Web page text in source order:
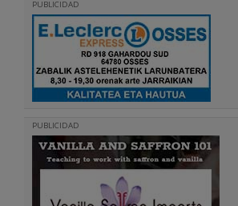
PUBLICIDAD
PUBLICIDAD